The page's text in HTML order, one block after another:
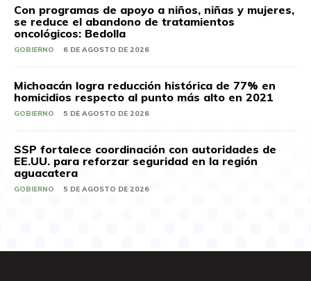
Con programas de apoyo a niños, niñas y mujeres,
se reduce el abandono de tratamientos
oncológicos: Bedolla
GOBIERNO 6 DE AGOSTO DE 2026
Michoacán logra reducción histórica de 77% en
homicidios respecto al punto más alto en 2021
GOBIERNO 5 DE AGOSTO DE 2026
SSP fortalece coordinación con autoridades de
EE.UU. para reforzar seguridad en la región
aguacatera
GOBIERNO 5 DE AGOSTO DE 2026